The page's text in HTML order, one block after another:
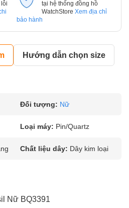
lỗi
tại hệ thống đồng hồ
WatchStore Xem địa chỉ
bảo hành
Hướng dẫn chọn size
Đối tượng: Nữ
Loại máy: Pin/Quartz
Chất liệu dây: Dây kim loại
Nữ BQ3391